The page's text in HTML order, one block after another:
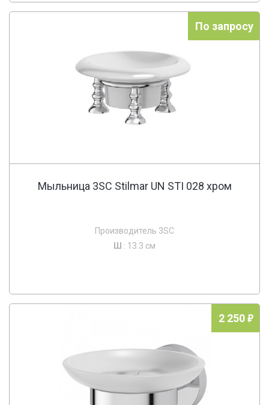
По запросу
Мыльница 3SC Stilmar UN STI 028 хром
Производитель 3SC
Ш : 13.3 см
2 250